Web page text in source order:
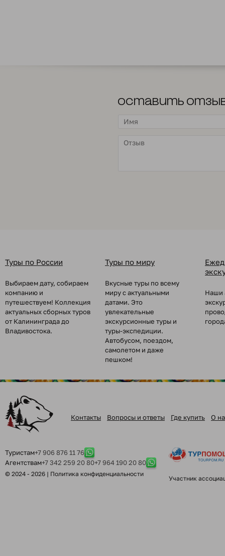
Оставить
Туры по России
Выбираем дату, собираем
компанию и
путешествуем! Коллекция
актуальных сборных туров
от Калининграда до
Владивостока.
Туры по миру
Вкусные туры по всему
миру с актуальными
датами. Это
увлекательные
экскурсионные туры и
туры-экспедиции.
Автобусом, поездом,
самолетом и даже
пешком!
Наши
Контакты Вопросы и ответы Где купить О
Туристам+7 906 876 11 76
Агентствам+7 342 259 20 80+7 964 190 20 80
© 2024 - 2026 | Политика конфиденциальности
Участник